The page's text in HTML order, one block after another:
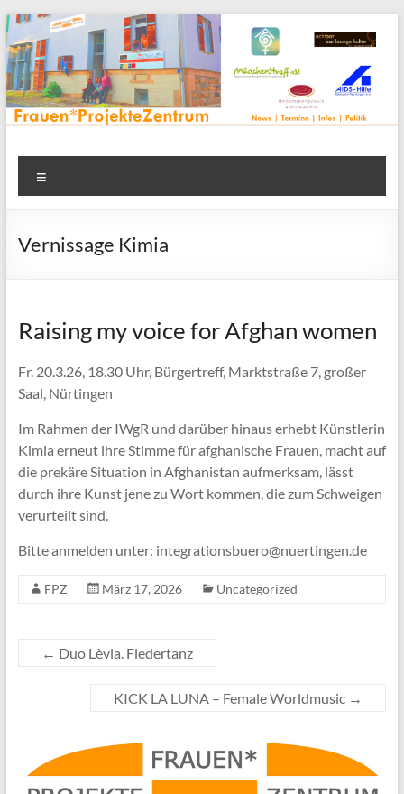
Zum
Inhalt
springen
Frauenprojektehaus wird
FrauenProjekteZentrum
Frauen* | Mädchen* | Projekte | Beratung | Veranstaltungen |
in einem Zentrum | Räume für alle | Projektarbeit | Begegnung
Vernissage Kimia
Raising my voice for Afghan women
Fr. 20.3.26, 18.30 Uhr, Bürgertreff, Marktstraße 7, großer
Saal, Nürtingen
Im Rahmen der IWgR und darüber hinaus erhebt Künstlerin
Kimia erneut ihre Stimme für afghanische Frauen, macht auf
die prekäre Situation in Afghanistan aufmerksam, lässt
durch ihre Kunst jene zu Wort kommen, die zum Schweigen
verurteilt sind.
Bitte anmelden unter: integrationsbuero@nuertingen.de
FPZ März 17, 2026 Uncategorized
← Duo Lèvia. Fledertanz
KICK LA LUNA – Female Worldmusic →